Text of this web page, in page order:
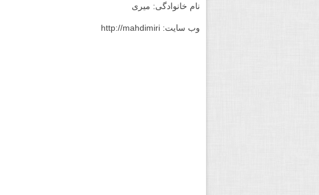
نام خانوادگی: میری
وب سایت: http://mahdimiri